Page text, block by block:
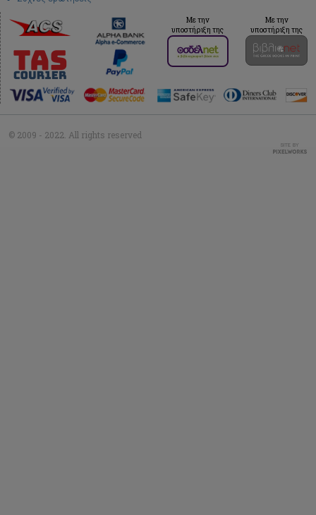
Με την
υποστήριξη της
Με την
υποστήριξη της
© 2009 - 2022. All rights reserved